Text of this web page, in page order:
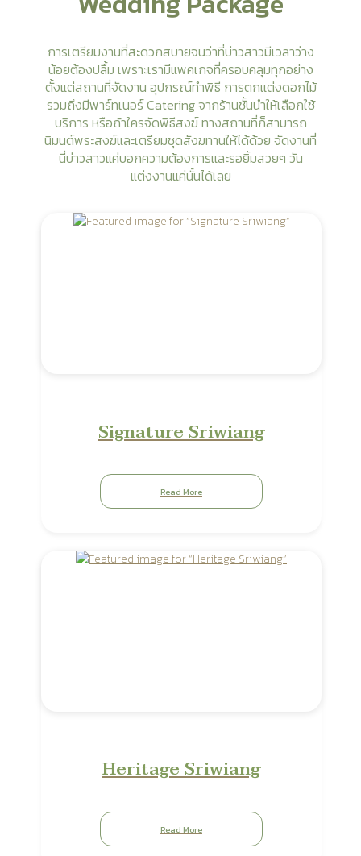
การเตรียมงานที่สะดวกสบายจนว่าที่บ่าวสาวมีเวลาว่าง
น้อยต้องปลื้ม เพราะเรามีแพคเกจที่ครอบคลุมทุกอย่าง
ตั้งแต่สถานที่จัดงาน อุปกรณ์ทำพิธี การตกแต่งดอกไม้
รวมถึงมีพาร์ทเนอร์ Catering จากร้านชั้นนำให้เลือกใช้
บริการ หรือถ้าใครจัดพิธีสงฆ์ ทางสถานที่ก็สามารถ
นิมนต์พระสงฆ์และเตรียมชุดสังฆทานให้ได้ด้วย จัดงานที่
นี่บ่าวสาวแค่บอกความต้องการและรอยิ้มสวยๆ วัน
แต่งงานแค่นั้นได้เลย
Signature Sriwiang
Read More
Heritage Sriwiang
Read More